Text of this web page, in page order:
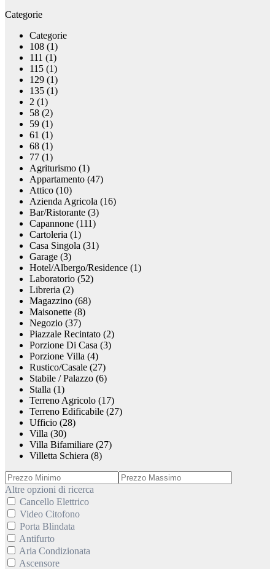
Categorie
Categorie
108 (1)
111 (1)
115 (1)
129 (1)
135 (1)
2 (1)
58 (2)
59 (1)
61 (1)
68 (1)
77 (1)
Agriturismo (1)
Appartamento (47)
Attico (10)
Azienda Agricola (16)
Bar/Ristorante (3)
Capannone (111)
Cartoleria (1)
Casa Singola (31)
Garage (3)
Hotel/Albergo/Residence (1)
Laboratorio (52)
Libreria (2)
Magazzino (68)
Maisonette (8)
Negozio (37)
Piazzale Recintato (2)
Porzione Di Casa (3)
Porzione Villa (4)
Rustico/Casale (27)
Stabile / Palazzo (6)
Stalla (1)
Terreno Agricolo (17)
Terreno Edificabile (27)
Ufficio (28)
Villa (30)
Villa Bifamiliare (27)
Villetta Schiera (8)
Altre opzioni di ricerca
Cancello Elettrico
Video Citofono
Porta Blindata
Antifurto
Aria Condizionata
Ascensore